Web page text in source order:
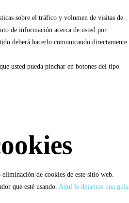
sobre el tráfico y volumen de visitas de
de información acerca de usted por
deberá hacerlo comunicando directamente
usted pueda pinchar en botones del tipo
de cookies de este sitio web.
que esté usando. Aquí le dejamos una guía